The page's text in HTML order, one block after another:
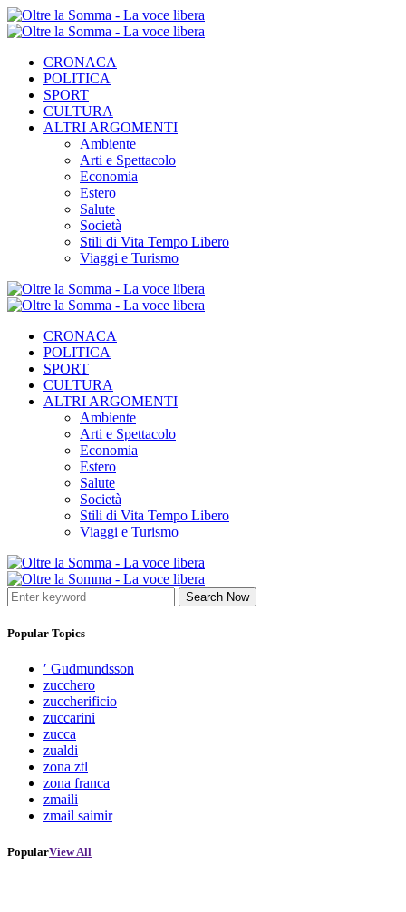
CRONACA
POLITICA
SPORT
CULTURA
ALTRI ARGOMENTI
Ambiente
Arti e Spettacolo
Economia
Estero
Salute
Società
Stili di Vita Tempo Libero
Viaggi e Turismo
CRONACA
POLITICA
SPORT
CULTURA
ALTRI ARGOMENTI
Ambiente
Arti e Spettacolo
Economia
Estero
Salute
Società
Stili di Vita Tempo Libero
Viaggi e Turismo
Search Now
Popular Topics
′ Gudmundsson
zucchero
zuccherificio
zuccarini
zucca
zualdi
zona ztl
zona franca
zmaili
zmail saimir
PopularView All